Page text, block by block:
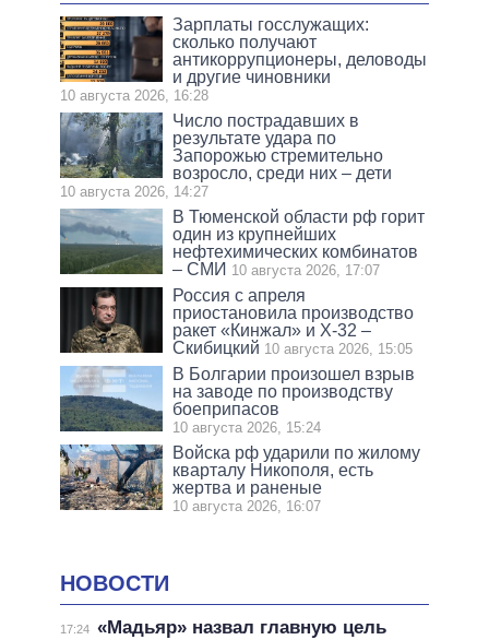
Зарплаты госслужащих:
сколько получают
антикоррупционеры, деловоды
и другие чиновники
10 августа 2026, 16:28
Число пострадавших в
результате удара по
Запорожью стремительно
возросло, среди них – дети
10 августа 2026, 14:27
В Тюменской области рф горит
один из крупнейших
нефтехимических комбинатов
– СМИ 10 августа 2026, 17:07
Россия с апреля
приостановила производство
ракет «Кинжал» и Х-32 –
Скибицкий 10 августа 2026, 15:05
В Болгарии произошел взрыв
на заводе по производству
боеприпасов
10 августа 2026, 15:24
Войска рф ударили по жилому
кварталу Никополя, есть
жертва и раненые
10 августа 2026, 16:07
НОВОСТИ
17:24 «Мадьяр» назвал главную цель